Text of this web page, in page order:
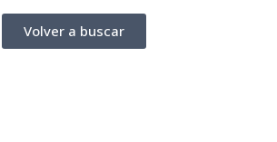
Volver a buscar